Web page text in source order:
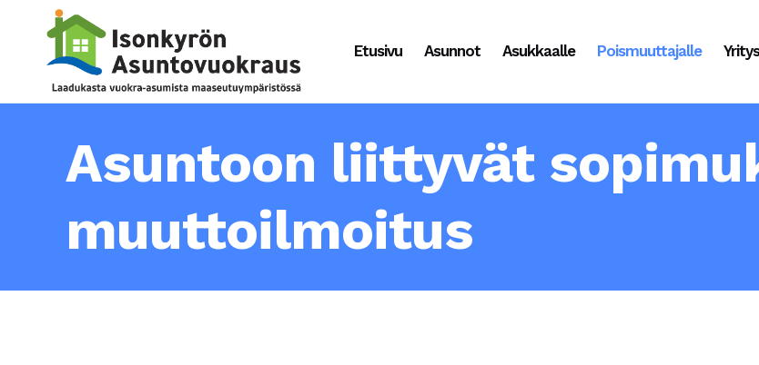
Etusivu Asunnot Asukkaalle Poismuuttajalle Yritys
Asuntoon liittyvät
muuttoilmoitus